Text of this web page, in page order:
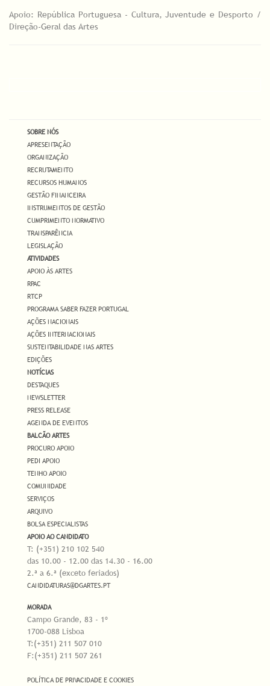
Apoio: República Portuguesa - Cultura, Juventude e Desporto /
Direção-Geral das Artes
SOBRE NÓS
APRESENTAÇÃO
ORGANIZAÇÃO
RECRUTAMENTO
RECURSOS HUMANOS
GESTÃO FINANCEIRA
INSTRUMENTOS DE GESTÃO
CUMPRIMENTO NORMATIVO
TRANSPARÊNCIA
LEGISLAÇÃO
ATIVIDADES
APOIO ÀS ARTES
RPAC
RTCP
PROGRAMA SABER FAZER PORTUGAL
AÇÕES NACIONAIS
AÇÕES INTERNACIONAIS
SUSTENTABILIDADE NAS ARTES
EDIÇÕES
NOTÍCIAS
DESTAQUES
NEWSLETTER
PRESS RELEASE
AGENDA DE EVENTOS
BALCÃO ARTES
PROCURO APOIO
PEDI APOIO
TENHO APOIO
COMUNIDADE
SERVIÇOS
ARQUIVO
BOLSA ESPECIALISTAS
APOIO AO CANDIDATO
T: (+351) 210 102 540
das 10.00 - 12.00 das 14.30 - 16.00
2.ª a 6.ª (exceto feriados)
CANDIDATURAS@DGARTES.PT
MORADA
Campo Grande, 83 - 1º
1700-088 Lisboa
T:(+351) 211 507 010
F:(+351) 211 507 261
POLÍTICA DE PRIVACIDADE E COOKIES